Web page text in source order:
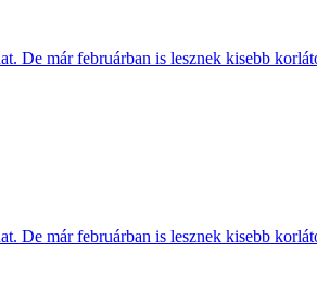
De már februárban is lesznek kisebb
De már februárban is lesznek kisebb